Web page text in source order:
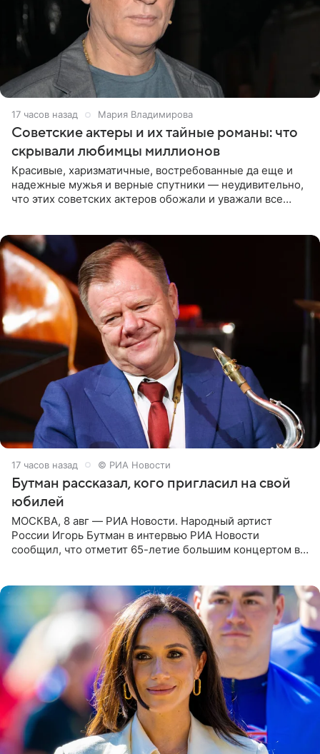
17 часов назад Мария Владимирова
Советские актеры и их тайные романы: что
скрывали любимцы миллионов
Красивые, харизматичные, востребованные да еще и
надежные мужья и верные спутники — неудивительно,
что этих советских актеров обожали и уважали все
17 часов назад © РИА Новости
Бутман рассказал, кого пригласил на свой
юбилей
МОСКВА, 8 авг — РИА Новости. Народный артист
России Игорь Бутман в интервью РИА Новости
сообщил, что отметит 65-летие большим концертом в